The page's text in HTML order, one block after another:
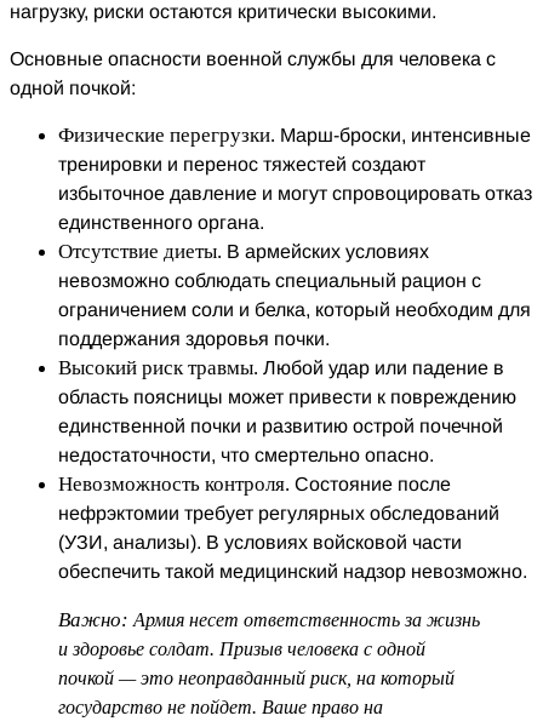
нагрузку, риски остаются критически высокими.
Основные опасности военной службы для человека с
одной почкой:
Физические перегрузки. Марш-броски, интенсивные
тренировки и перенос тяжестей создают
избыточное давление и могут спровоцировать отказ
единственного органа.
Отсутствие диеты. В армейских условиях
невозможно соблюдать специальный рацион с
ограничением соли и белка, который необходим для
поддержания здоровья почки.
Высокий риск травмы. Любой удар или падение в
область поясницы может привести к повреждению
единственной почки и развитию острой почечной
недостаточности, что смертельно опасно.
Невозможность контроля. Состояние после
нефрэктомии требует регулярных обследований
(УЗИ, анализы). В условиях войсковой части
обеспечить такой медицинский надзор невозможно.
Важно: Армия несет ответственность за жизнь
и здоровье солдат. Призыв человека с одной
почкой — это неоправданный риск, на который
государство не пойдет. Ваше право на